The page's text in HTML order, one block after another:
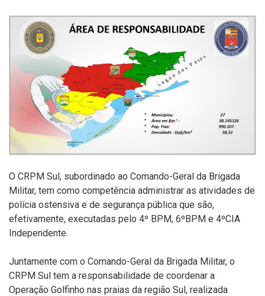
O CRPM Sul, subordinado ao Comando-Geral da Brigada
Militar, tem como competência administrar as atividades de
polícia ostensiva e de segurança pública que são,
efetivamente, executadas pelo 4º BPM, 6ºBPM e 4ºCIA
Independente.
Juntamente com o Comando-Geral da Brigada Militar, o
CRPM Sul tem a responsabilidade de coordenar a
Operação Golfinho nas praias da região Sul, realizada